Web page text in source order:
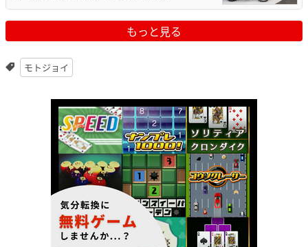
もっと見る
モトジョイ